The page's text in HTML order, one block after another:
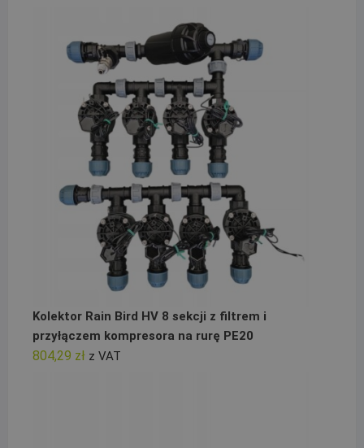
Kolektor Rain Bird HV 8 sekcji z filtrem i
przyłączem kompresora na rurę PE20
804,29 zł z VAT